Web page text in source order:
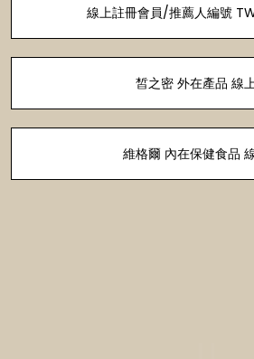
線上註冊會員/推薦人編號
皙之密 外在產品 線
維格爾 內在保健食品